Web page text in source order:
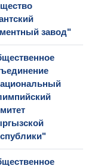
завод"